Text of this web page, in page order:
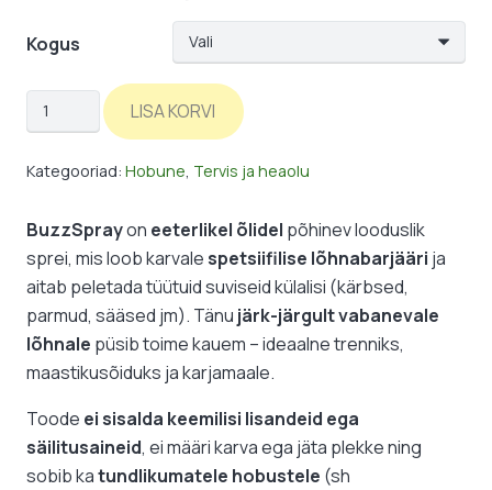
Kogus
HorseLinePro:
BuzzSpray
–
putukatõrje
hobustele
kogus
LISA KORVI
Kategooriad: Hobune, Tervis ja heaolu
BuzzSprayon eeterlikel õlidel põhinev looduslik
sprei, mis loob karvalespetsiifilise lõhnabarjääri ja
aitab peletada tüütuid suviseid külalisi (kärbsed,
parmud, sääsed jm). Tänu järk-järgult vabanevale
lõhnale püsib toime kauem – ideaalne trenniks,
maastikusõiduks ja karjamaale.
Toode ei sisalda keemilisi lisandeid ega
säilitusaineid, ei määri karva ega jäta plekke ning
sobib katundlikumatele hobustele (sh